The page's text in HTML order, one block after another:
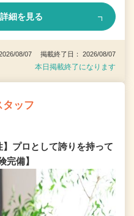
詳細を見る
08/07 掲載終了日： 2026/08/07
本日掲載終了になります
タッフ
】プロとして誇りを持って
完備】